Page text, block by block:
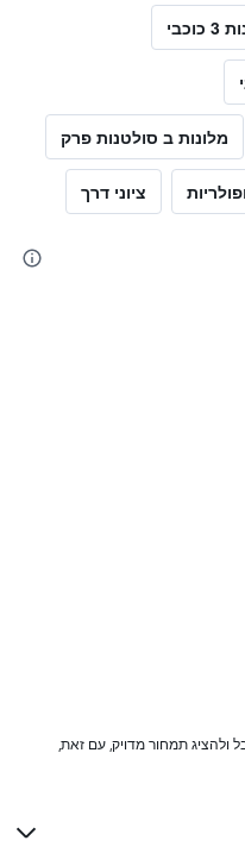
מלונות ב סולטנות פרק
ציוני דרך